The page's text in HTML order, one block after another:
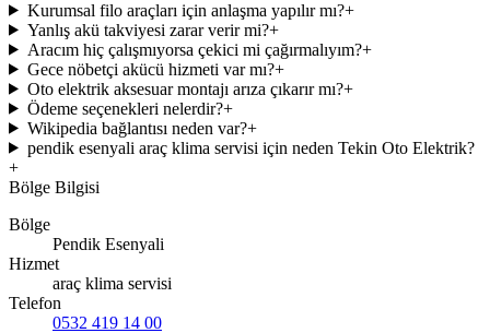
Kurumsal filo araçları için anlaşma yapılır mı?+
Yanlış akü takviyesi zarar verir mi?+
Aracım hiç çalışmıyorsa çekici mi çağırmalıyım?+
Gece nöbetçi akücü hizmeti var mı?+
Oto elektrik aksesuar montajı arıza çıkarır mı?+
Ödeme seçenekleri nelerdir?+
Wikipedia bağlantısı neden var?+
pendik esenyali araç klima servisi için neden Tekin Oto Elektrik?
+
Bölge Bilgisi
Bölge
Pendik Esenyali
Hizmet
araç klima servisi
Telefon
0532 419 14 00